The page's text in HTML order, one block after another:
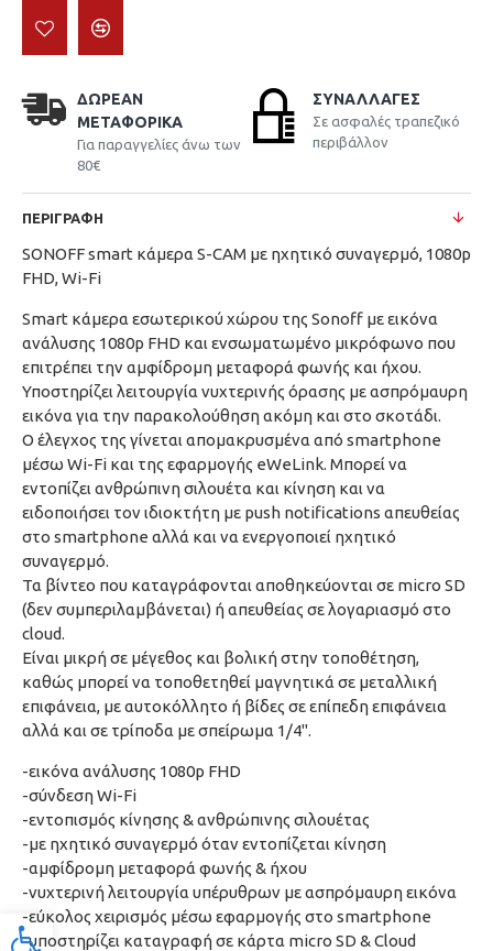
Προσβασιμότητα
ΔΩΡΕΆΝ
ΜΕΤΑΦΟΡΙΚΆ
Για παραγγελίες άνω των
80€
ΣΥΝΑΛΛΑΓΈΣ
Σε ασφαλές τραπεζικό
περιβάλλον
ΠΕΡΙΓΡΑΦΉ
SONOFF smart κάμερα S-CAM με ηχητικό συναγερμό, 1080p
FHD, Wi-Fi
Smart κάμερα εσωτερικού χώρου της Sonoff με εικόνα
ανάλυσης 1080p FHD και ενσωματωμένο μικρόφωνο που
επιτρέπει την αμφίδρομη μεταφορά φωνής και ήχου.
Υποστηρίζει λειτουργία νυχτερινής όρασης με ασπρόμαυρη
εικόνα για την παρακολούθηση ακόμη και στο σκοτάδι.
Ο έλεγχος της γίνεται απομακρυσμένα από smartphone
μέσω Wi-Fi και της εφαρμογής eWeLink. Μπορεί να
εντοπίζει ανθρώπινη σιλουέτα και κίνηση και να
ειδοποιήσει τον ιδιοκτήτη με push notifications απευθείας
στο smartphone αλλά και να ενεργοποιεί ηχητικό
συναγερμό.
Τα βίντεο που καταγράφονται αποθηκεύονται σε micro SD
(δεν συμπεριλαμβάνεται) ή απευθείας σε λογαριασμό στο
cloud.
Είναι μικρή σε μέγεθος και βολική στην τοποθέτηση,
καθώς μπορεί να τοποθετηθεί μαγνητικά σε μεταλλική
επιφάνεια, με αυτοκόλλητο ή βίδες σε επίπεδη επιφάνεια
αλλά και σε τρίποδα με σπείρωμα 1/4".
-εικόνα ανάλυσης 1080p FHD
-σύνδεση Wi-Fi
-εντοπισμός κίνησης & ανθρώπινης σιλουέτας
-με ηχητικό συναγερμό όταν εντοπίζεται κίνηση
-αμφίδρομη μεταφορά φωνής & ήχου
-νυχτερινή λειτουργία υπέρυθρων με ασπρόμαυρη εικόνα
-εύκολος χειρισμός μέσω εφαρμογής στο smartphone
-υποστηρίζει καταγραφή σε κάρτα micro SD & Cloud